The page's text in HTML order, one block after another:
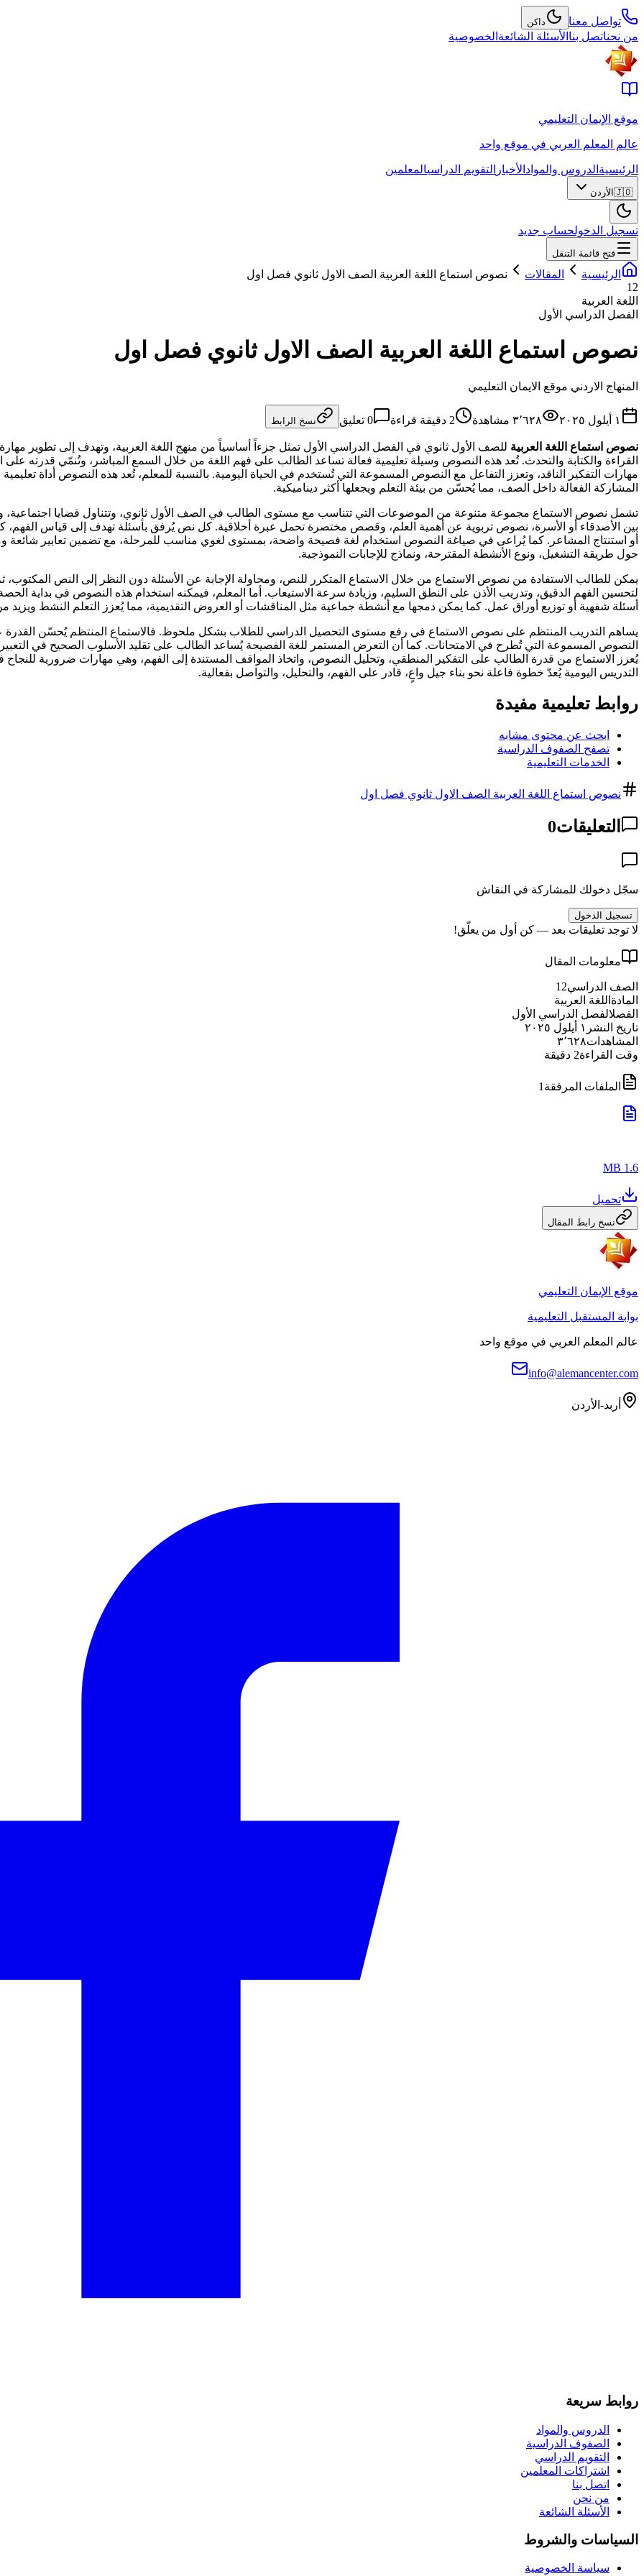
تواصل معنا داكن
من نحناتصل بنا الأسئلة الشائعة الخصوصية
موقع الإيمان التعليمي
عالم المعلم العربي في موقع واحد
الرئيسية الدروس والمواد الأخبار التقويم الدراسيالمعلمين
🇯🇴 الأردن
تسجيل الدخولحساب جديد
فتح قائمة التنقل
الرئيسية المقالات
نصوص استماع اللغة العربية الصف الاول ثانوي فصل اول
12
اللغة العربية
الفصل الدراسي الأول
نصوص استماع اللغة العربية الصف الاول ثانوي فصل اول
المنهاج الاردني موقع الايمان التعليمي
١ أيلول ٢٠٢٥ ٣٬٦٢٨ مشاهدة 2 دقيقة قراءة 0 تعليق نسخ الرابط
نصوص استماع اللغة العربية للصف الأول ثانوي في الفصل الدراسي الأول تمثل جزءاً أساسياً من منهج اللغة العربية، وتهدف إلى تطوير
القراءة والكتابة والتحدث. تُعد هذه النصوص وسيلة تعليمية فعالة تساعد الطالب على فهم اللغة من خلال السمع المباشر، وتُنمّي قدرته على
مهارات التفكير الناقد، وتعزز التفاعل مع النصوص المسموعة التي تُستخدم في الحياة اليومية. بالنسبة للمعلم، تُعد هذه النصوص أداة
المشاركة الفعالة داخل الصف، مما يُحسّن من بيئة التعلم ويجعلها أكثر ديناميكية.
تشمل نصوص الاستماع مجموعة متنوعة من الموضوعات التي تتناسب مع مستوى الطالب في الصف الأول ثانوي، وتتناول قضايا اجتماعية،
بين الأصدقاء أو الأسرة، نصوص تربوية عن أهمية العلم، وقصص مختصرة تحمل عبرة أخلاقية. كل نص يُرفق بأسئلة تهدف إلى قياس الفهم،
أو استنتاج المشاعر. كما يُراعى في صياغة النصوص استخدام لغة فصيحة واضحة، بمستوى لغوي مناسب للمرحلة، مع تضمين تعابير شائعة
حول طريقة التشغيل، ونوع الأنشطة المقترحة، ونماذج للإجابات النموذجية.
يمكن للطالب الاستفادة من نصوص الاستماع من خلال الاستماع المتكرر للنص، ومحاولة الإجابة عن الأسئلة دون النظر إلى النص
لتحسين الفهم الدقيق، وتدريب الأذن على النطق السليم، وزيادة سرعة الاستيعاب. أما المعلم، فيمكنه استخدام هذه النصوص في بداية
أسئلة شفهية أو توزيع أوراق عمل. كما يمكن دمجها مع أنشطة جماعية مثل المناقشات أو العروض التقديمية، مما يُعزز التعلم النشط ويزيد
يساهم التدريب المنتظم على نصوص الاستماع في رفع مستوى التحصيل الدراسي للطلاب بشكل ملحوظ. فالاستماع المنتظم يُحسّن القدرة
النصوص المسموعة التي تُطرح في الامتحانات. كما أن التعرض المستمر للغة الفصيحة يُساعد الطالب على تقليد الأسلوب الصحيح في التعبير،
يُعزز الاستماع من قدرة الطالب على التفكير المنطقي، وتحليل النصوص، واتخاذ المواقف المستندة إلى الفهم، وهي مهارات ضرورية
التدريس اليومية يُعدّ خطوة فاعلة نحو بناء جيل واعٍ، قادر على الفهم، والتحليل، والتواصل بفعالية.
روابط تعليمية مفيدة
ابحث عن محتوى مشابه
تصفح الصفوف الدراسية
الخدمات التعليمية
نصوص استماع اللغة العربية الصف الاول ثانوي فصل اول
التعليقات0
سجّل دخولك للمشاركة في النقاش
تسجيل الدخول
لا توجد تعليقات بعد — كن أول من يعلّق!
معلومات المقال
الصف الدراسي12
المادة اللغة العربية
الفصلالفصل الدراسي الأول
تاريخ النشر ١ أيلول ٢٠٢٥
المشاهدات٣٬٦٢٨
وقت القراءة2 دقيقة
الملفات المرفقة 1
1.6 MB
تحميل
نسخ رابط المقال
موقع الإيمان التعليمي
بوابة المستقبل التعليمية
عالم المعلم العربي في موقع واحد
info@alemancenter.com
أربد-الأردن
روابط سريعة
الدروس والمواد
الصفوف الدراسية
التقويم الدراسي
اشتراكات المعلمين
اتصل بنا
من نحن
الأسئلة الشائعة
السياسات والشروط
سياسة الخصوصية